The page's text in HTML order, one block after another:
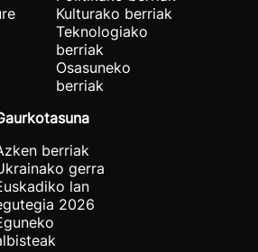
Kulturako berriak
Teknologiako
berriak
Osasuneko
berriak
berriak
gerra
lan
2026